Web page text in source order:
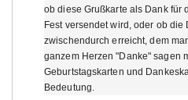
ob diese Grußkarte als Dank für
Fest versendet wird, oder ob die
zwischendurch erreicht, dem
ganzem Herzen "Danke" sagen
Geburtstagskarten und
Bedeutung.